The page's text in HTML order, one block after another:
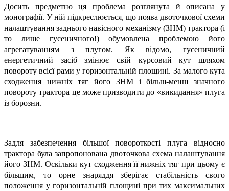
Досить предметно ця проблема розглянута й описана у
монографії. У ній підкреслюється, що поява двоточкової схеми
налаштування заднього навісного механізму (ЗНМ) трактора (і
то лише гусеничного!) обумовлена проблемою його
агрегатуванням з плугом. Як відомо, гусеничний
енергетичний засіб змінює свій курсовий кут шляхом
повороту всієї рами у горизонтальній площині. За малого кута
сходження нижніх тяг його ЗНМ і більш-менш значного
повороту трактора це може призводити до «викидання» плуга
із борозни.
Задля забезпечення більшої повороткості плуга відносно
трактора була запропонована двоточкова схема налаштування
його ЗНМ. Оскільки кут сходження її нижніх тяг при цьому є
більшим, то орне знаряддя зберігає стабільність свого
положення у горизонтальній площині при тих максимальних